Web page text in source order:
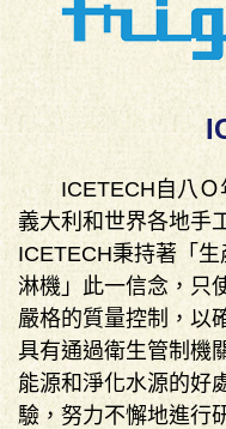
ICETECH自八Ｏ
義大利和世界各地手
ICETECH秉持著「
淋機」此一信念，只
嚴格的質量控制，以
具有通過衛生管制機
能源和淨化水源的好
驗，努力不懈地進行